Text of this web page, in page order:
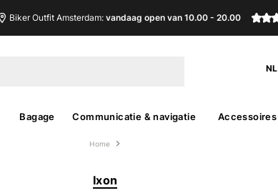
Biker Outfit Amsterdam: vandaag open van 10.00 - 20.00
NL
Bagage Communicatie & navigatie Accessoires
Home
Ixon